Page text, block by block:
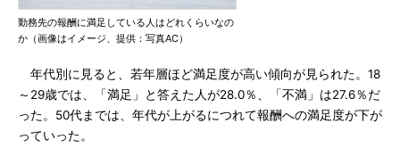
勤務先の報酬に満足している人はどれくらいなの
か（画像はイメージ、提供：写真AC）
年代別に見ると、若年層ほど満足度が高い傾向が見られた。18
～29歳では、「満足」と答えた人が28.0％、「不満」は27.6％だ
った。50代までは、年代が上がるにつれて報酬への満足度が下が
っていった。